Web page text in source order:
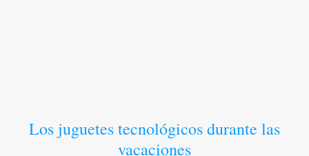
Los juguetes tecnológicos durante las
vacaciones